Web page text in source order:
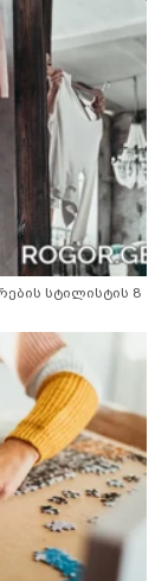
სტილისტის 8